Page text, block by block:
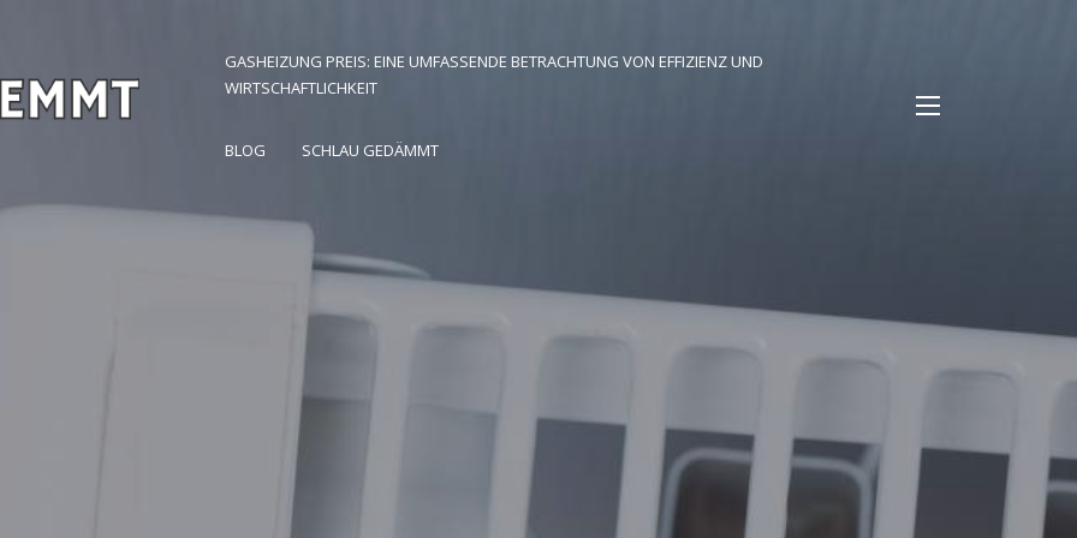
finden
GASHEIZUNG PREIS: EINE UMFASSENDE BETRACHTUNG VON EFFIZIENZ UND
WIRTSCHAFTLICHKEIT
BLOG SCHLAU GEDÄMMT